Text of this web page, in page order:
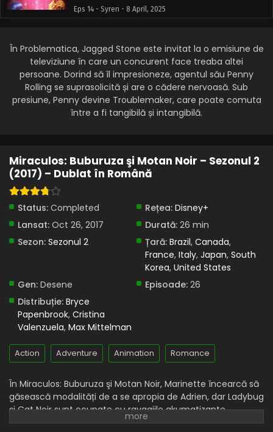
Eps 14 - Syren - 8 April, 2025
Episodul 13 – Zombizou
Eps 13 - Zombizou - 8 April, 2025
Miraculos: Buburuza și Motan Noir – Sezonul 2
Episodul 12 – Căpitanul HardRock
Eps 12 - Căpitanul HardRock - 8 April, 2025
Episodul 11 – Gorizilla
Eps 11 - Gorizilla - 8 April, 2025
Episodul 10 – Sabotici
Eps 10 - Sabotici - 8 April, 2025
Miraculos: Buburuza și Motan Noir – Sezonul 2
Episodul 9 – Glaciatorul
Eps 9 - Glaciatorul - 8 April, 2025
Miraculos: Buburuza și Motan Noir – Sezonul 2
Episodul 8 – Bufnița malefică
Miraculos: Buburuza și Motan Noir – Sezonul 2
Eps 7 - GiganTitan - 8 April, 2025
Miraculos: Buburuza și Motan Noir – Sezonul 2
Episodul 6 – Robostus
În Problematica, Jagged Stone este invitat la o emisiune de
televiziune în care un concurent face treaba altei
persoane. Dorind să îl impresioneze, agentul său Penny
Rolling se suprasolicită și are o cădere nervoasă. Sub
presiune, Penny devine Troublemaker, care poate comuta
între a fi tangibilă și intangibilă.
Miraculos: Buburuza şi Motan Noir – Sezonul 2
(2017) – Dublat în Română
Status: Completed Rețea: Disney+
Lansat: Oct 26, 2017 Durată: 26 min
Sezon: Sezonul 2 Țară: Brazil, Canada,
France, Italy, Japan, South
Korea, United States
Gen: Desene Episoade: 26
Distribuție: Bryce
Papenbrook, Cristina
Valenzuela, Max Mittelman
Action Adventure Animation Romance
În Miraculos: Buburuza şi Motan Noir, Marinette încearcă să
găsească modalități de a se apropia de Adrien, dar Ladybug
și Cat Noir sunt ocupate cu ravagiile akumatizante
provocate de Hawk Moth. De-a lungul anului școlar și al